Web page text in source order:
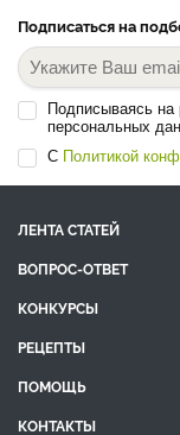
Подписаться на
Подписываясь на
персональных
С Политикой
ЛЕНТА СТАТЕЙ
ВОПРОС-ОТВЕТ
КОНКУРСЫ
РЕЦЕПТЫ
ПОМОЩЬ
КОНТАКТЫ